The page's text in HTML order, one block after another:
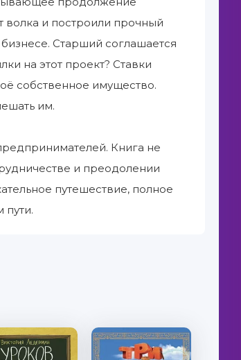
волка и построили прочный
Старший соглашается
на этот проект? Ставки
собственное имущество.
им.
Книга не
и преодолении
путешествие, полное